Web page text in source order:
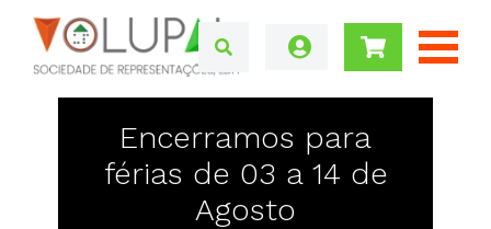
Encerramos para
férias de 03 a 14 de
Agosto